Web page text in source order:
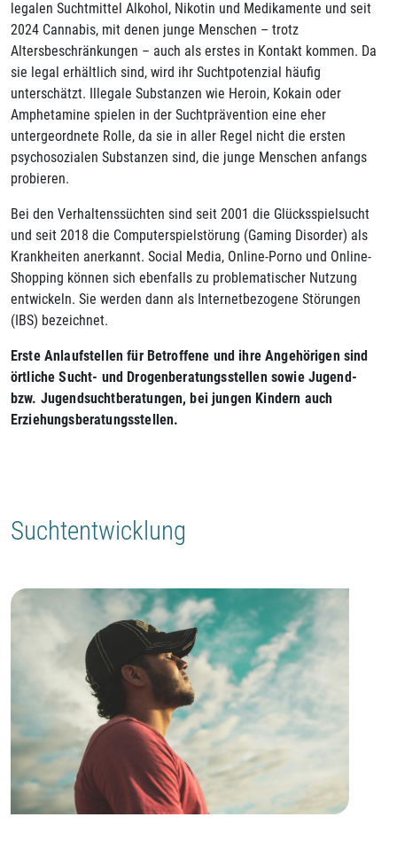
legalen Suchtmittel Alkohol, Nikotin und Medikamente und seit
2024 Cannabis, mit denen junge Menschen – trotz
Altersbeschränkungen – auch als erstes in Kontakt kommen. Da
sie legal erhältlich sind, wird ihr Suchtpotenzial häufig
unterschätzt. Illegale Substanzen wie Heroin, Kokain oder
Amphetamine spielen in der Suchtprävention eine eher
untergeordnete Rolle, da sie in aller Regel nicht die ersten
psychosozialen Substanzen sind, die junge Menschen anfangs
probieren.
Bei den Verhaltenssüchten sind seit 2001 die Glücksspielsucht
und seit 2018 die Computerspielstörung (Gaming Disorder) als
Krankheiten anerkannt. Social Media, Online-Porno und Online-
Shopping können sich ebenfalls zu problematischer Nutzung
entwickeln. Sie werden dann als Internetbezogene Störungen
(IBS) bezeichnet.
Erste Anlaufstellen für Betroffene und ihre Angehörigen sind
örtliche Sucht- und Drogenberatungsstellen sowie Jugend-
bzw. Jugendsuchtberatungen, bei jungen Kindern auch
Erziehungsberatungsstellen.
Suchtentwicklung